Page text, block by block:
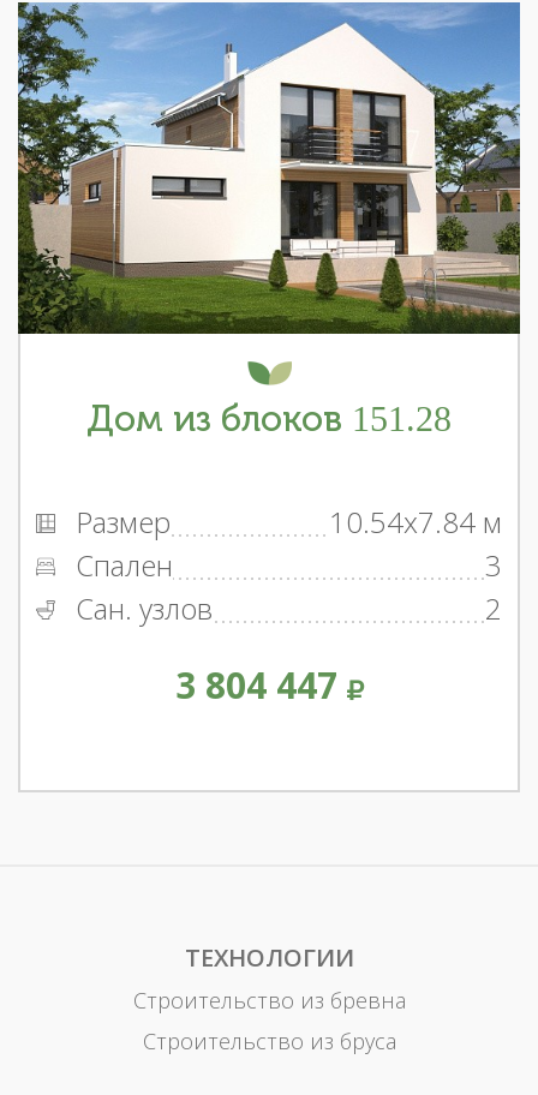
Дом из блоков 151.28
Размер
10.54x7.84 м
Спален
3
Сан. узлов
2
3 804 447
ТЕХНОЛОГИИ
Строительство из бревна
Строительство из бруса